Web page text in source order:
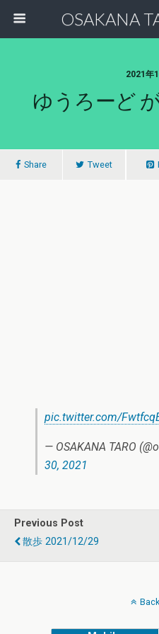
OSAKANA
2021年
ゆうろーど
Share Tweet
pic.twitter.com/
— OSAKANA TARO
30, 2021
Previous Post
散歩 2021/12/29